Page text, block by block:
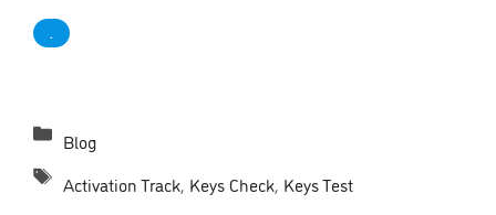
.
Blog
Activation Track, Keys Check, Keys Test